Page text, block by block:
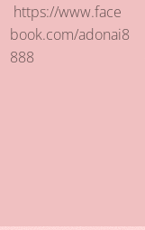
https://www.face
book.com/adonai8
888